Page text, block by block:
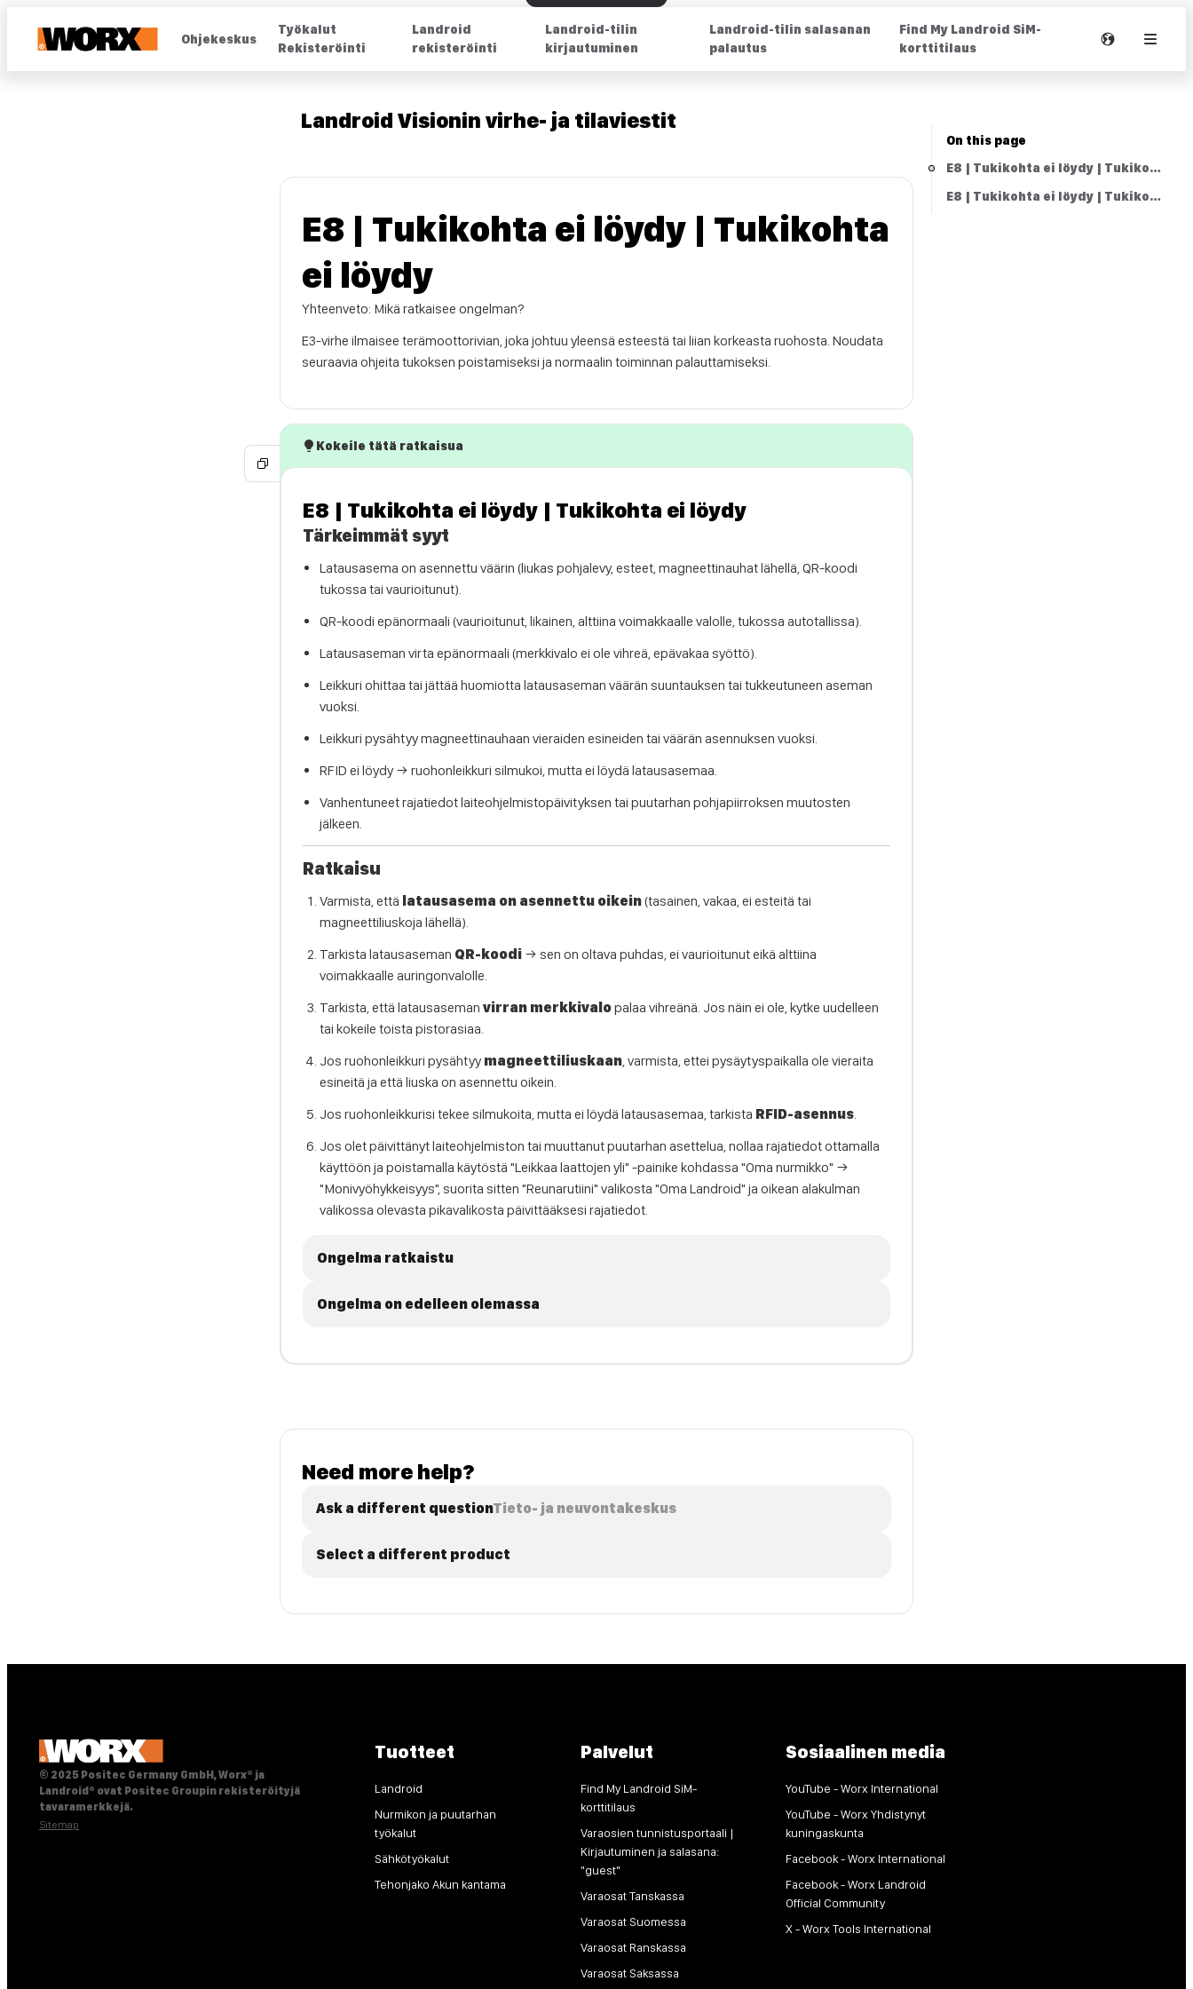
Ohjekeskus
Työkalut
Rekisteröinti
Landroid
rekisteröinti
Landroid-tilin
kirjautuminen
Landroid-tilin salasanan
palautus
Find My Landroid SiM-
korttitilaus
Landroid Visionin virhe- ja tilaviestit
E8 | Tukikohta ei löydy | Tukikohta
ei löydy
Yhteenveto: Mikä ratkaisee ongelman?
E3-virhe ilmaisee terämoottorivian, joka johtuu yleensä esteestä tai liian korkeasta ruohosta. Noudata
seuraavia ohjeita tukoksen poistamiseksi ja normaalin toiminnan palauttamiseksi.
Kokeile tätä ratkaisua
E8 | Tukikohta ei löydy | Tukikohta ei löydy
Tärkeimmät syyt
Latausasema on asennettu väärin (liukas pohjalevy, esteet, magneettinauhat lähellä, QR-koodi
tukossa tai vaurioitunut).
QR-koodi epänormaali (vaurioitunut, likainen, alttiina voimakkaalle valolle, tukossa autotallissa).
Latausaseman virta epänormaali (merkkivalo ei ole vihreä, epävakaa syöttö).
Leikkuri ohittaa tai jättää huomiotta latausaseman väärän suuntauksen tai tukkeutuneen aseman
vuoksi.
Leikkuri pysähtyy magneettinauhaan vieraiden esineiden tai väärän asennuksen vuoksi.
RFID ei löydy → ruohonleikkuri silmukoi, mutta ei löydä latausasemaa.
Vanhentuneet rajatiedot laiteohjelmistopäivityksen tai puutarhan pohjapiirroksen muutosten
jälkeen.
Ratkaisu
Varmista, että latausasema on asennettu oikein(tasainen, vakaa, ei esteitä tai
magneettiliuskoja lähellä).
Tarkista latausaseman QR-koodi → sen on oltava puhdas, ei vaurioitunut eikä alttiina
voimakkaalle auringonvalolle.
Tarkista, että latausasemanvirran merkkivalopalaa vihreänä. Jos näin ei ole, kytke uudelleen
tai kokeile toista pistorasiaa.
Jos ruohonleikkuri pysähtyymagneettiliuskaan, varmista, ettei pysäytyspaikalla ole vieraita
esineitä ja että liuska on asennettu oikein.
Jos ruohonleikkurisi tekee silmukoita, mutta ei löydä latausasemaa, tarkista RFID-asennus.
Jos olet päivittänyt laiteohjelmiston tai muuttanut puutarhan asettelua, nollaa rajatiedot ottamalla
käyttöön ja poistamalla käytöstä "Leikkaa laattojen yli" -painike kohdassa "Oma nurmikko" →
"Monivyöhykkeisyys", suorita sitten "Reunarutiini" valikosta "Oma Landroid" ja oikean alakulman
valikossa olevasta pikavalikosta päivittääksesi rajatiedot.
Ongelma ratkaistu
Ongelma on edelleen olemassa
Need more help?
Ask a different questionTieto- ja neuvontakeskus
Select a different product
On this page
E8 | Tukikohta ei löydy | Tukikohta ei
E8 | Tukikohta ei löydy | Tukikohta ei
© 2025 Positec Germany GmbH, Worx® ja
Landroid® ovat Positec Groupin rekisteröityjä
tavaramerkkejä.
Sitemap
Tuotteet
Landroid
Nurmikon ja puutarhan
työkalut
Sähkötyökalut
Tehonjako Akun kantama
Palvelut
Find My Landroid SiM-
korttitilaus
Varaosien tunnistusportaali |
Kirjautuminen ja salasana:
"guest"
Varaosat Tanskassa
Varaosat Suomessa
Varaosat Ranskassa
Varaosat Saksassa
Sosiaalinen media
YouTube - Worx International
YouTube - Worx Yhdistynyt
kuningaskunta
Facebook - Worx International
Facebook - Worx Landroid
Official Community
X - Worx Tools International